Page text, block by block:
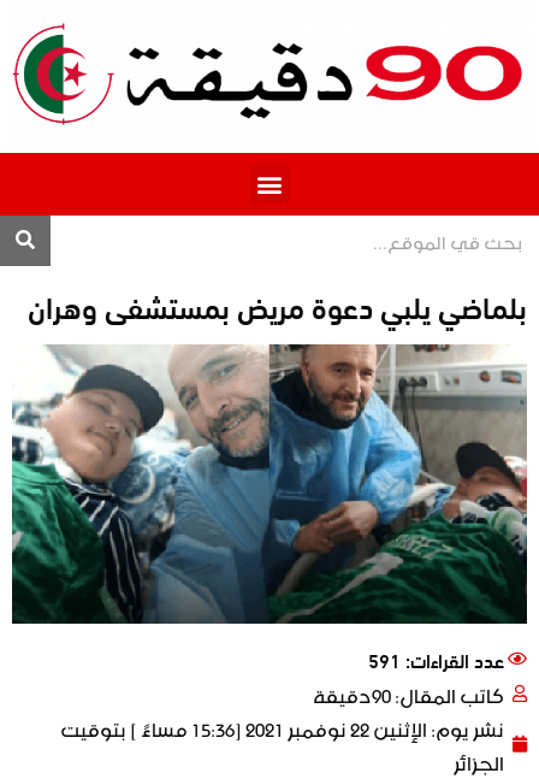
بلماضي يلبي دعوة مريض بمستشفى وهران
عدد القراءات: 591
كاتب المقال:
نشر يوم:
الإثنين 22 نوفمبر 2021 [15:36 مساءً ] بتوقيت
الجزائر